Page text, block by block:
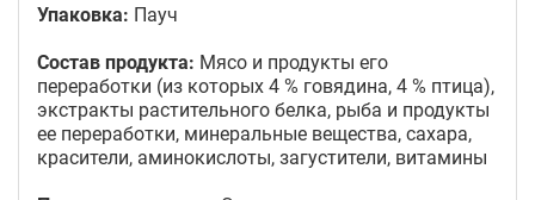
Упаковка: Пауч
Состав продукта: Мясо и продукты его
переработки (из которых 4 % говядина, 4 % птица),
экстракты растительного белка, рыба и продукты
ее переработки, минеральные вещества, сахара,
красители, аминокислоты, загустители, витамины